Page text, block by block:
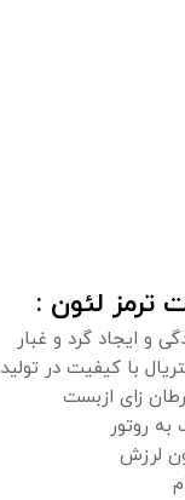
ترمز لئون :
و ایجاد گرد و غبار
با کیفیت در تولید
زای ازبست
روتور
لرزش